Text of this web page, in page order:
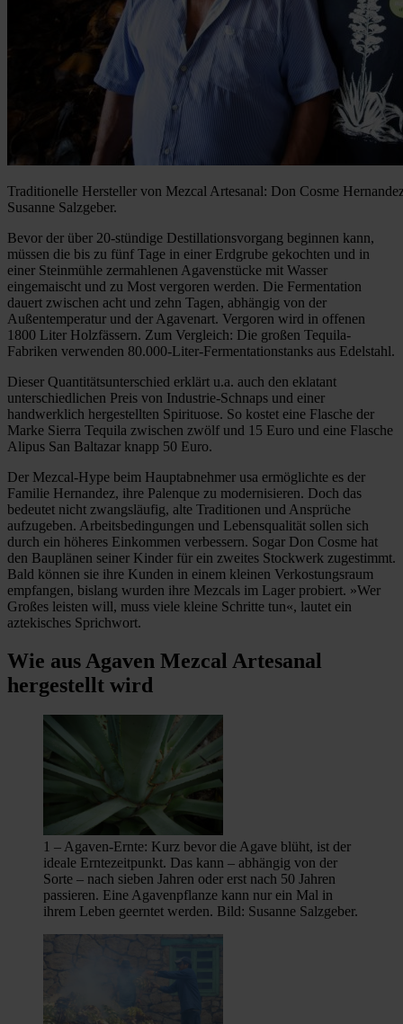
Traditionelle Hersteller von Mezcal Artesanal: Don Cosme
Susanne Salzgeber.
Bevor der über 20-stündige Destillationsvorgang beginnen kann,
müssen die bis zu fünf Tage in einer Erdgrube gekochten und in
einer Steinmühle zermahlenen Agavenstücke mit Wasser
eingemaischt und zu Most vergoren werden. Die Fermentation
dauert zwischen acht und zehn Tagen, abhängig von der
Außentemperatur und der Agavenart. Vergoren wird in offenen
1800 Liter Holzfässern. Zum Vergleich: Die großen Tequila-
Fabriken verwenden 80.000-Liter-Fermentationstanks aus Edelstahl.
Dieser Quantitätsunterschied erklärt u.a. auch den eklatant
unterschiedlichen Preis von Industrie-Schnaps und einer
handwerklich hergestellten Spirituose. So kostet eine Flasche der
Marke Sierra Tequila zwischen zwölf und 15 Euro und eine Flasche
Alipus San Baltazar knapp 50 Euro.
Der Mezcal-Hype beim Hauptabnehmer usa ermöglichte es der
Familie Hernandez, ihre Palenque zu modernisieren. Doch das
bedeutet nicht zwangsläufig, alte Traditionen und Ansprüche
aufzugeben. Arbeitsbedingungen und Lebensqualität sollen sich
durch ein höheres Einkommen verbessern. Sogar Don Cosme hat
den Bauplänen seiner Kinder für ein zweites Stockwerk zugestimmt.
Bald können sie ihre Kunden in einem kleinen Verkostungsraum
empfangen, bislang wurden ihre Mezcals im Lager probiert. »Wer
Großes leisten will, muss viele kleine Schritte tun«, lautet ein
aztekisches Sprichwort.
Wie aus Agaven Mezcal Artesanal
hergestellt wird
1 – Agaven-Ernte: Kurz bevor die Agave blüht, ist der
ideale Erntezeitpunkt. Das kann – abhängig von der
Sorte – nach sieben Jahren oder erst nach 50 Jahren
passieren. Eine Agavenpflanze kann nur ein Mal in
ihrem Leben geerntet werden. Bild: Susanne Salzgeber.